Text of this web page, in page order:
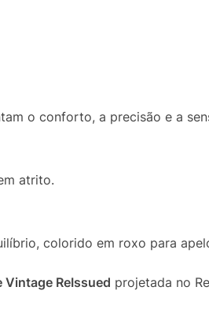
o conforto, a precisão e a
atrito.
colorido em roxo para
Vintage ReIssued projetada no